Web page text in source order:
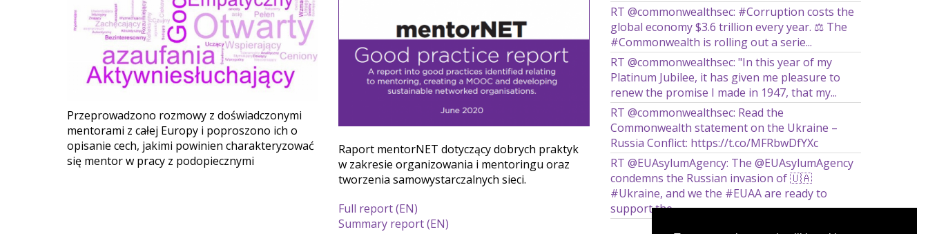
Przeprowadzono rozmowy z doświadczonymi
mentorami z całej Europy i poproszono ich o
opisanie cech, jakimi powinien charakteryzować
się mentor w pracy z podopiecznymi
Raport mentorNET dotyczący dobrych praktyk
w zakresie organizowania i mentoringu oraz
tworzenia samowystarczalnych sieci.
Full report (EN)
Summary report (EN)
RT @commonwealthsec: #Corruption costs the
global economy $3.6 trillion every year. ⚖️ The
#Commonwealth is rolling out a serie...
RT @commonwealthsec: "In this year of my
Platinum Jubilee, it has given me pleasure to
renew the promise I made in 1947, that my...
RT @commonwealthsec: Read the
Commonwealth statement on the Ukraine –
Russia Conflict: https://t.co/MFRbwDfYXc
RT @EUAsylumAgency: The @EUAsylumAgency
condemns the Russian invasion of 🇺🇦
#Ukraine, and we the #EUAA are ready to
support the ...